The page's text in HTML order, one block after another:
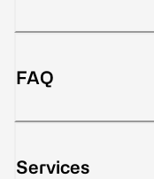
FAQ
Services